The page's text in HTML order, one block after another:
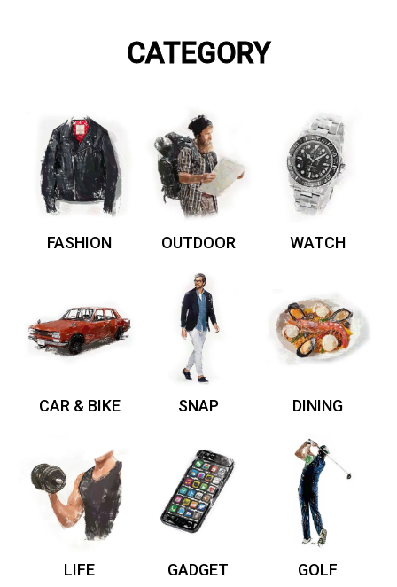
CATEGORY
FASHION OUTDOOR WATCH
CAR & BIKE SNAP DINING
LIFE GADGET GOLF